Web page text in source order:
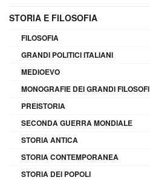
STORIA E FILOSOFIA
FILOSOFIA
GRANDI POLITICI ITALIANI
MEDIOEVO
MONOGRAFIE DEI GRANDI FILOSOFI
PREISTORIA
SECONDA GUERRA MONDIALE
STORIA ANTICA
STORIA CONTEMPORANEA
STORIA DEI POPOLI